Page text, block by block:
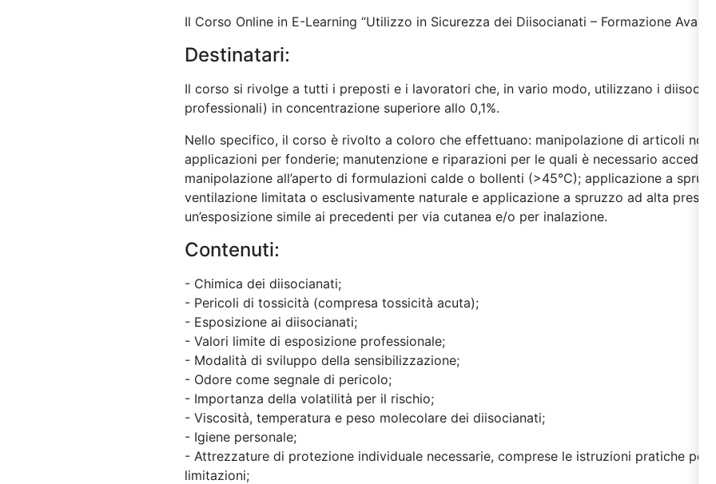
Il Corso Online in E-Learning “Utilizzo in Sicurezza dei Diisocianati – Formazione
Destinatari:
Il corso si rivolge a tutti i preposti e i lavoratori che, in vario modo, utilizzano i
professionali) in concentrazione superiore allo 0,1%.
Nello specifico, il corso è rivolto a coloro che effettuano: manipolazione di articoli non
applicazioni per fonderie; manutenzione e riparazioni per le quali è necessario
manipolazione all’aperto di formulazioni calde o bollenti (>45°C); applicazione a
ventilazione limitata o esclusivamente naturale e applicazione a spruzzo ad alta
un’esposizione simile ai precedenti per via cutanea e/o per inalazione.
Contenuti:
- Chimica dei diisocianati;
- Pericoli di tossicità (compresa tossicità acuta);
- Esposizione ai diisocianati;
- Valori limite di esposizione professionale;
- Modalità di sviluppo della sensibilizzazione;
- Odore come segnale di pericolo;
- Importanza della volatilità per il rischio;
- Viscosità, temperatura e peso molecolare dei diisocianati;
- Igiene personale;
- Attrezzature di protezione individuale necessarie, comprese le istruzioni pratiche per
limitazioni;